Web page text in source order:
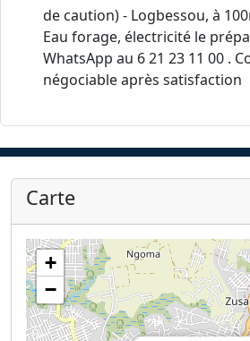
de caution) - Logbessou, à
Eau forage, électricité le
WhatsApp au 6 21 23 11 00 .
négociable après satisfaction
Carte
+
−